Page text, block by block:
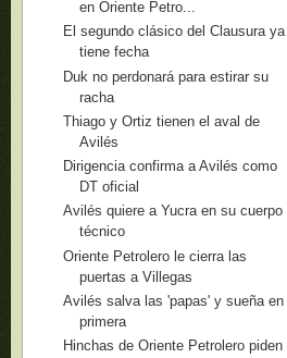
en Oriente Petro...
El segundo clásico del Clausura ya
tiene fecha
Duk no perdonará para estirar su
racha
Thiago y Ortiz tienen el aval de
Avilés
Dirigencia confirma a Avilés como
DT oficial
Avilés quiere a Yucra en su cuerpo
técnico
Oriente Petrolero le cierra las
puertas a Villegas
Avilés salva las 'papas' y sueña en
primera
Hinchas de Oriente Petrolero piden